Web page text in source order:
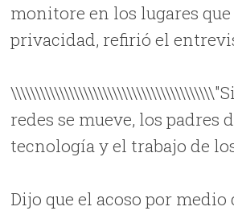
monitore en los lugares
privacidad, refirió el
redes se mueve, los
tecnología y el trabajo de
Dijo que el acoso por